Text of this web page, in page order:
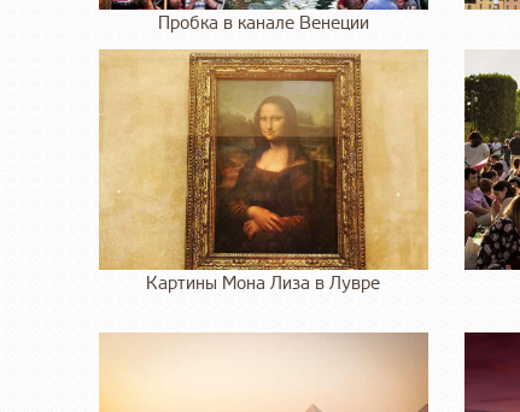
Пробка в канале Венеции
Картины Мона Лиза в Лувре